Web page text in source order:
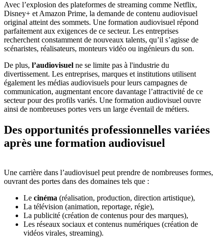
Avec l’explosion des plateformes de streaming comme Netflix,
Disney+ et Amazon Prime, la demande de contenu audiovisuel
original atteint des sommets. Une formation audiovisuel répond
parfaitement aux exigences de ce secteur. Les entreprises
recherchent constamment de nouveaux talents, qu’il s’agisse de
scénaristes, réalisateurs, monteurs vidéo ou ingénieurs du son.
De plus, l’audiovisuel ne se limite pas à l'industrie du
divertissement. Les entreprises, marques et institutions utilisent
également les médias audiovisuels pour leurs campagnes de
communication, augmentant encore davantage l’attractivité de ce
secteur pour des profils variés. Une formation audiovisuel ouvre
ainsi de nombreuses portes vers un large éventail de métiers.
Des opportunités professionnelles variées
après une formation audiovisuel
Une carrière dans l’audiovisuel peut prendre de nombreuses formes,
ouvrant des portes dans des domaines tels que :
Le cinéma (réalisation, production, direction artistique),
La télévision (animation, reportage, régie),
La publicité (création de contenus pour des marques),
Les réseaux sociaux et contenus numériques (création de
vidéos virales, streaming).